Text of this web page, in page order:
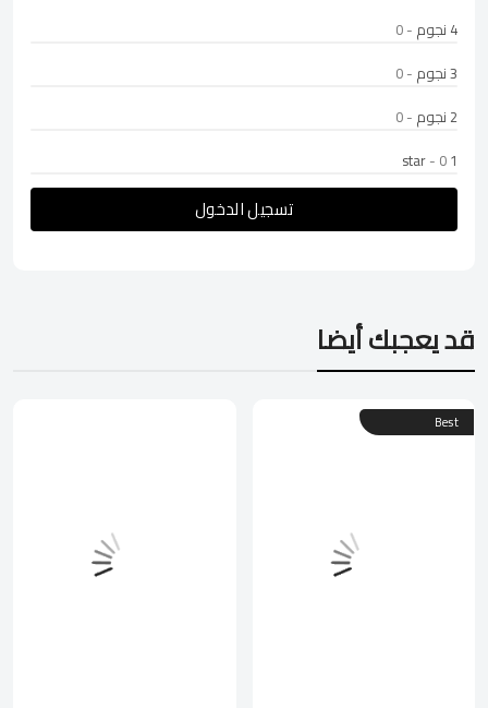
4 نجوم
- 0
3 نجوم
- 0
2 نجوم
- 0
1 star
- 0
تسجيل الدخول
قد يعجبك أيضا
Best